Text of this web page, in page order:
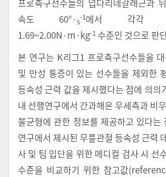
프로축구선수들의 넙다리네갈래근과
속도 60°·s
-1에서 각각
1.69~2.00N·m·kg-1 수준인 것으로 판
본 연구는 K리그1 프로축구선수들을
및 만성 통증이 있는 선수들을 제외한
등속성 근력 값을 제시했다는 점에 의의
내 선행연구에서 간과해온 우세측과 비
불균형에 관한 정보를 제공하고 있다는
연구에서 제시된 무릎관절 등속성 근력
사 및 팀 입단을 위한 메디컬 검사 시 선
수준을 비교하기 위한 참고값